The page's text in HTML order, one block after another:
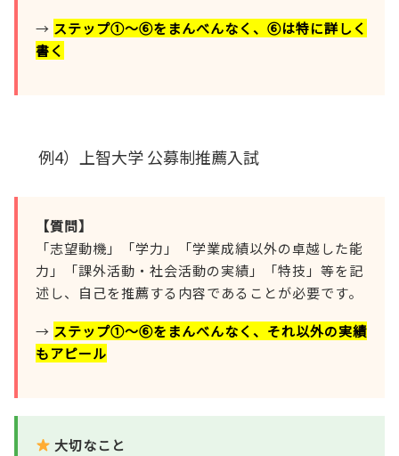
→ ステップ①～⑥をまんべんなく、⑥は特に詳しく
書く
例4）上智大学 公募制推薦入試
【質問】
「志望動機」「学力」「学業成績以外の卓越した能
力」「課外活動・社会活動の実績」「特技」等を記
述し、自己を推薦する内容であることが必要です。
→ ステップ①～⑥をまんべんなく、それ以外の実績
もアピール
大切なこと